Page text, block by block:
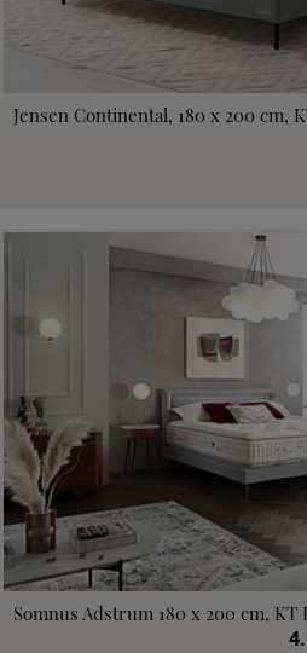
Jensen Continental, 180 x 200 cm,
Somnus Adstrum 180 x 200 cm, KT